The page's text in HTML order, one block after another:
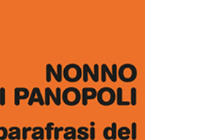
AGGIUNGI AL CARRELLO